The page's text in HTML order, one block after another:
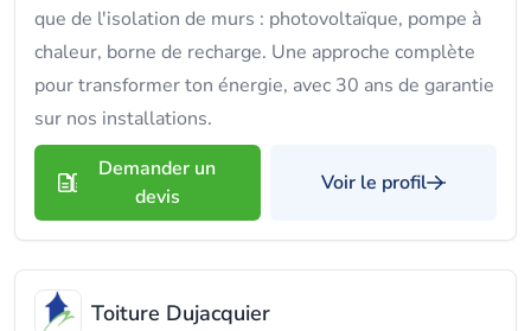
que de l'isolation de murs : photovoltaïque, pompe à
chaleur, borne de recharge. Une approche complète
pour transformer ton énergie, avec 30 ans de garantie
sur nos installations.
Demander un
devis
Voir le profil
Toiture Dujacquier